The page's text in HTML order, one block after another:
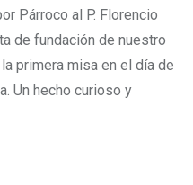
Párroco al P. Florencio
de fundación de nuestro
primera misa en el día de
Un hecho curioso y